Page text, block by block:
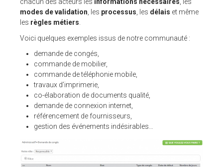
Articles
💻 DÉMONSTRATION
Demander une démo
Plateforme de test
modes de validation , les processus , les délais et même
les règles métiers
Voici quelques exemples issus de notre communauté :
demande de congés,
commande de mobilier,
commande de téléphonie mobile,
travaux d’imprimerie,
co-élaboration de documents qualité,
demande de connexion internet,
référencement de fournisseurs,
gestion des événements indésirables…